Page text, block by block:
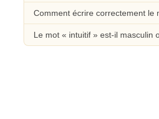
Comment écrire correctement le
Le mot « intuitif » est-il masculin